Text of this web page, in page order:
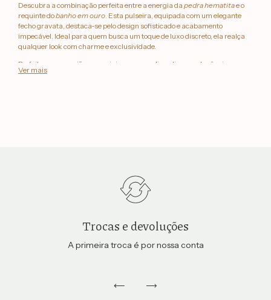
Descubra a combinação perfeita entre a energia da pedra hematitae o
requinte dobanho em ouro. Esta pulseira, equipada com um elegante
fecho gravata, destaca-se pelo design sofisticado e acabamento
impecável. Ideal para quem busca um toque de luxo discreto, ela realça
qualquer look com charme e exclusividade.
Perfeita para ocasiões especiais ou para o dia a dia com elegância.
Ver mais
Trocas e devoluções
A primeira troca é por nossa conta